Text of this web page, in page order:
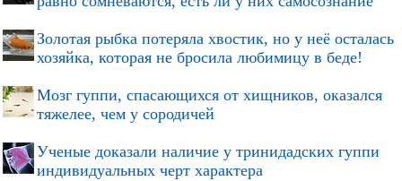
Золотая рыбка потеряла хвостик, но у неё осталась
хозяйка, которая не бросила любимицу в беде!
Мозг гуппи, спасающихся от хищников, оказался
тяжелее, чем у сородичей
Ученые доказали наличие у тринидадских гуппи
индивидуальных черт характера